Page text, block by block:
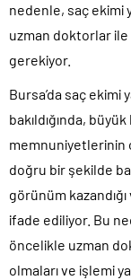
nedenle, saç ekimi
uzman doktorlar ile
gerekiyor.
Bursa’da saç ekimi
bakıldığında,
memnuniyetlerinin
doğru bir şekilde
görünüm
ifade ediliyor. Bu
öncelikle uzman
olmaları ve işlemi